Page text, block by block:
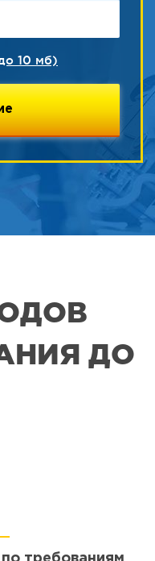
10 мб)
ДО
требованиям